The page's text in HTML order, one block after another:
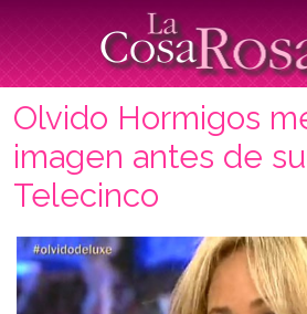
Olvido Hormigos
imagen antes de
Telecinco